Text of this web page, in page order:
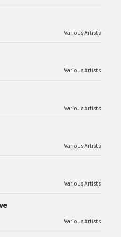
Various Artists
Various Artists
Various Artists
Various Artists
Various Artists
Various Artists